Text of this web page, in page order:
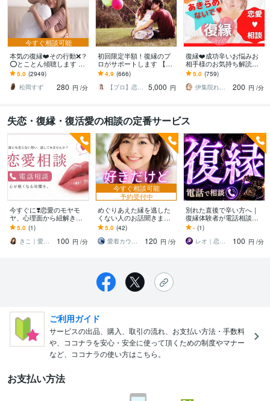
今すぐ相談可能
本気の復縁❤️その行動❌？
⭕️とことん傾聴します プ
ロカウンセラーが⭐️全力で
❤️最強☘アプローチしま
す
5.0 (2949)
松岡すず
280 円 /分
初回限定半額！復縁のプ
ロがサポートします 【恋
愛、復縁に悩むあなたが
「今」すべきこと！】
4.9 (666)
【プロ】恋愛復縁アドバイザー雪乃
5,000 円
復縁❤️成功辛いお悩みお
相手様のお気持ち解読し
ます 恋愛経験豊富プロ心
理カウンセラーが解決対
策の的確アドバイスを
5.0 (759)
伊集院れいか❤️癒し声
200 円 /分
失恋・復縁・復活愛の相談の定番サービス
今すぐに❣️恋愛のモヤモ
ヤ、心理面から紐解きま
す 彼の言葉の裏側、行動
の意味を一緒に考えまし
ょう✨
5.0 (1)
きこ｜愛着障害との恋愛専門カウンセラー
100 円 /分
今すぐ相談可能
予約受付中
めぐりあえた縁を逃した
くない人のお話聞きます
占いジプシーは時間の無
駄。感情のコントロール
をお手伝いします
5.0 (42)
愛着カウンセラーnatsume
120 円 /分
別れた直後で辛い方へ｜
復縁体験者が電話相談し
ます 別れた直後で頭ぐち
ゃぐちゃなあなたへ。優
しくお話聞きます
- (1)
レオ｜恋愛暗黒占星術タロット鑑定師
100 円 /分
ご利用ガイド
サービスの出品、購入、取引の流れ、お支払い方法・手数料
や、ココナラを安心・安全に使って頂くための制度やマナー
など、ココナラの使い方はこちら。
お支払い方法